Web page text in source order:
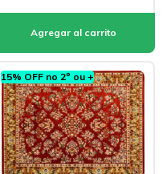
15% OFF no 2º ou +